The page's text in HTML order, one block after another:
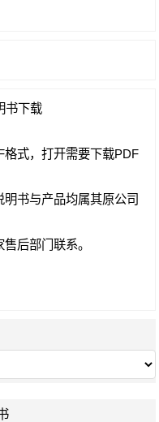
书下载
格式，打开需要下载PDF
书与产品均属其原公司
后部门联系。